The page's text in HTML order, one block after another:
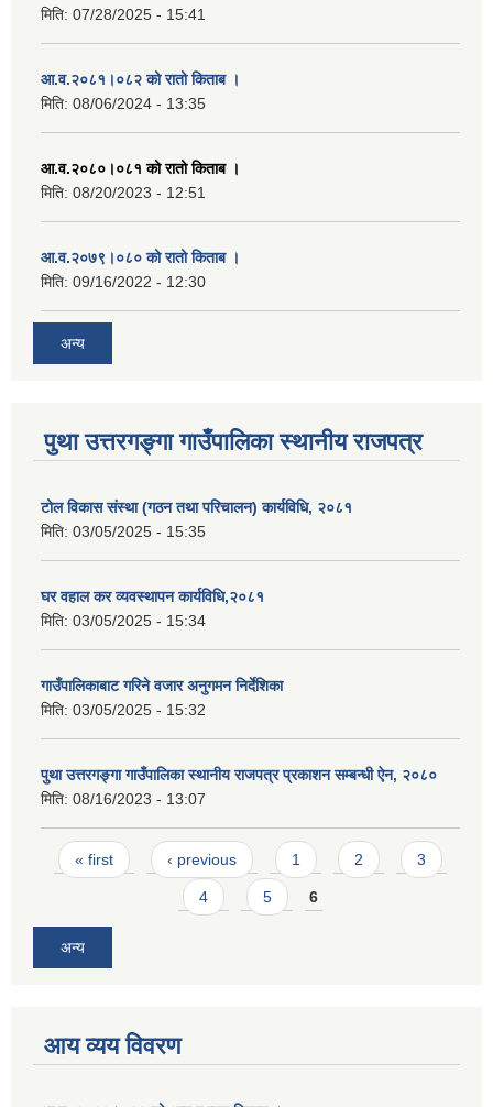
मिति: 07/28/2025 - 15:41
आ.व.२०८१।०८२ को रातो किताब ।
मिति: 08/06/2024 - 13:35
आ.व.२०८०।०८१ को रातो किताब ।
मिति: 08/20/2023 - 12:51
आ.व.२०७९।०८० को रातो किताब ।
मिति: 09/16/2022 - 12:30
अन्य
पुथा उत्तरगङ्गा गाउँपालिका स्थानीय राजपत्र
टोल विकास संस्था (गठन तथा परिचालन) कार्यविधि, २०८१
मिति: 03/05/2025 - 15:35
घर वहाल कर व्यवस्थापन कार्यविधि,२०८१
मिति: 03/05/2025 - 15:34
गाउँपालिकाबाट गरिने वजार अनुगमन निर्देशिका
मिति: 03/05/2025 - 15:32
पुथा उत्तरगङ्गा गाउँपालिका स्थानीय राजपत्र प्रकाशन सम्बन्धी ऐन, २०८०
मिति: 08/16/2023 - 13:07
Pages
« first ‹ previous 1 2 3
4 5 6
अन्य
आय व्यय विवरण